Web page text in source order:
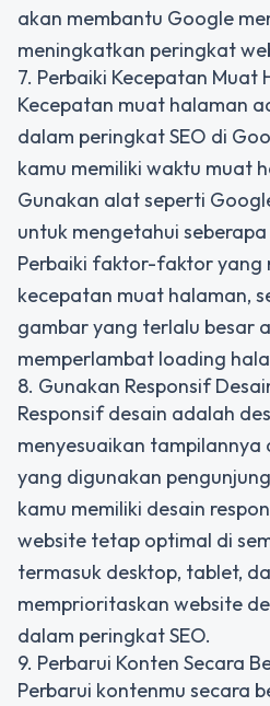
akan membantu Google
meningkatkan peringkat
7. Perbaiki Kecepatan Muat
Kecepatan muat halaman
dalam peringkat SEO di
kamu memiliki waktu muat
Gunakan alat seperti
untuk mengetahui
Perbaiki faktor-faktor yang
kecepatan muat halaman,
gambar yang terlalu besar
memperlambat loading
8. Gunakan Responsif
Responsif desain adalah
menyesuaikan
yang digunakan
kamu memiliki desain
website tetap optimal di
termasuk desktop, tablet,
memprioritaskan website
dalam peringkat SEO.
9. Perbarui Konten Secara
Perbarui kontenmu secara